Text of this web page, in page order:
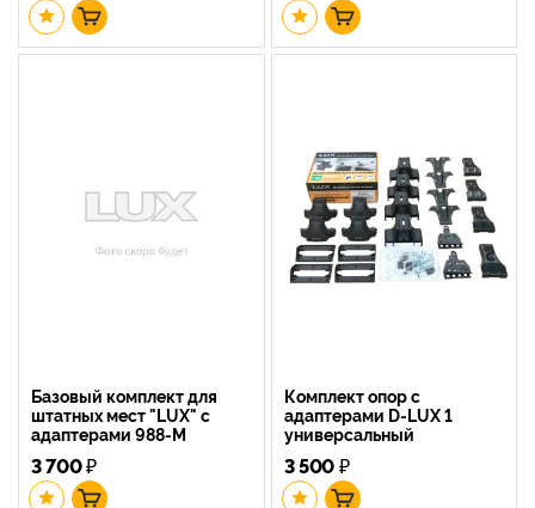
Базовый комплект для
штатных мест "LUX" с
адаптерами 988-M
3 700₽
Комплект опор с
адаптерами D-LUX 1
универсальный
3 500₽